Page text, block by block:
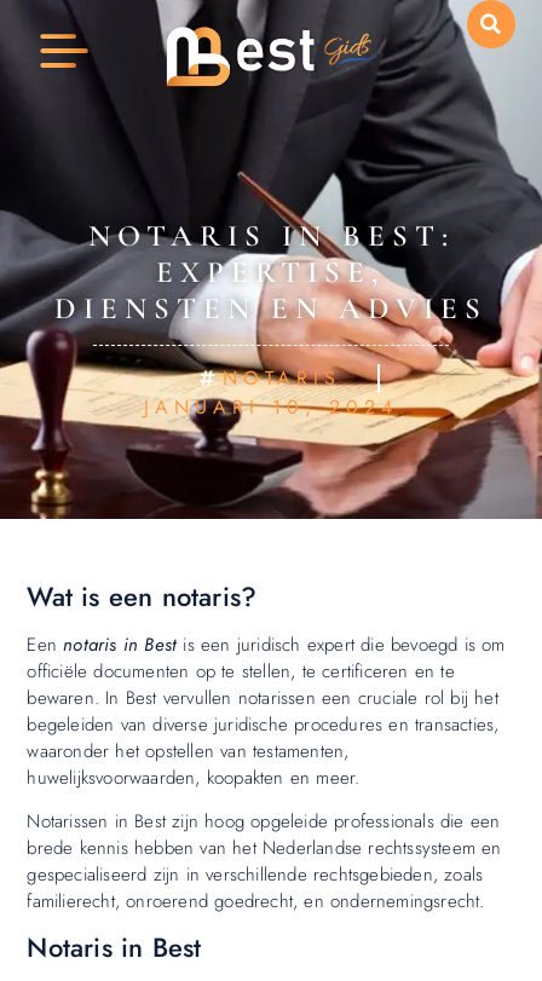
NOTARIS IN BEST:
EXPERTISE,
DIENSTEN EN ADVIES
NOTARIS
JANUARI 10, 2024
Wat is een notaris?
Eennotaris in Bestis een juridisch expert die bevoegd is om
officiële documenten op te stellen, te certificeren en te
bewaren. In Best vervullen notarissen een cruciale rol bij het
begeleiden van diverse juridische procedures en transacties,
waaronder het opstellen van testamenten,
huwelijksvoorwaarden, koopakten en meer.
Notarissen in Best zijn hoog opgeleide professionals die een
brede kennis hebben van het Nederlandse rechtssysteem en
gespecialiseerd zijn in verschillende rechtsgebieden, zoals
familierecht, onroerend goedrecht, en ondernemingsrecht.
Notaris in Best